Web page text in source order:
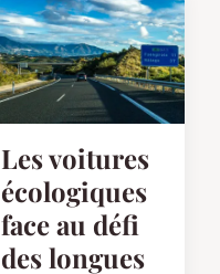
Les voitures
écologiques
face au défi
des longues